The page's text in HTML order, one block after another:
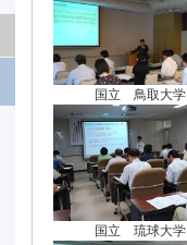
国立 鳥取大学
国立 琉球大学